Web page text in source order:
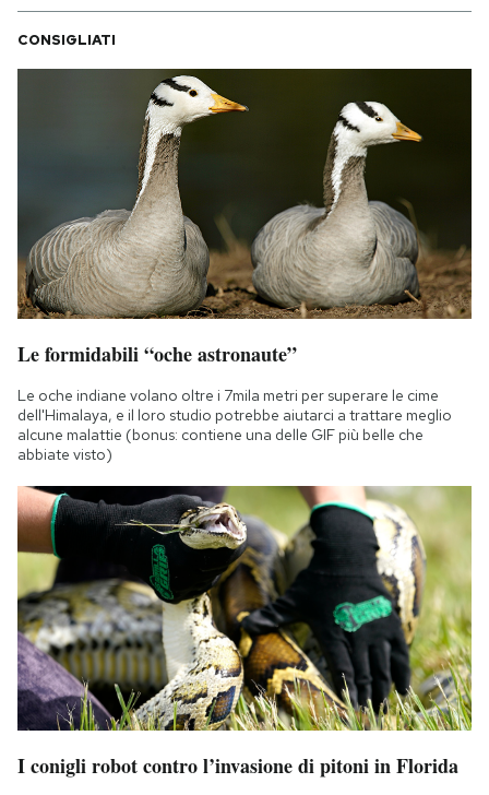
CONSIGLIATI
Le formidabili “oche astronaute”
Le oche indiane volano oltre i 7mila metri per superare le cime
dell'Himalaya, e il loro studio potrebbe aiutarci a trattare meglio
alcune malattie (bonus: contiene una delle GIF più belle che
abbiate visto)
I conigli robot contro l’invasione di pitoni in Florida